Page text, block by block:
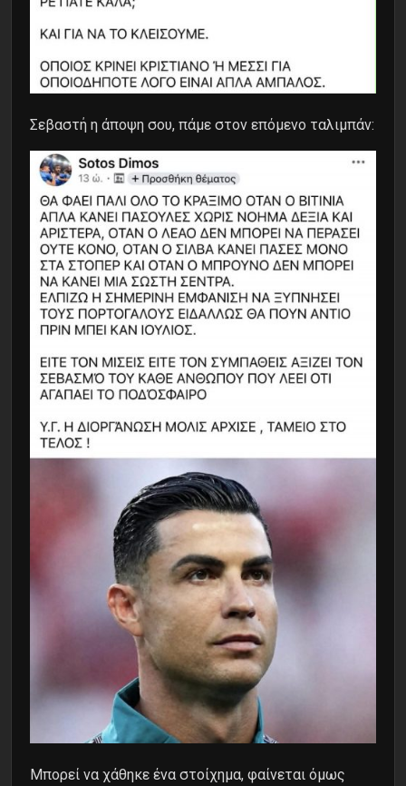
Σεβαστή η άποψη σου, πάμε στον επόμενο ταλιμπάν:
Μπορεί να χάθηκε ένα στοίχημα, φαίνεται όμως